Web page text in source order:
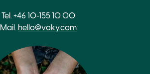
Tel. +46 10-155 10 00
Mail. hello@voky.com